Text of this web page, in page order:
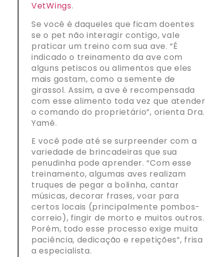
VetWings.
Se você é daqueles que ficam doentes
se o pet não interagir contigo, vale
praticar um treino com sua ave. “É
indicado o treinamento da ave com
alguns petiscos ou alimentos que eles
mais gostam, como a semente de
girassol. Assim, a ave é recompensada
com esse alimento toda vez que atender
o comando do proprietário”, orienta Dra.
Yamê.
E você pode até se surpreender com a
variedade de brincadeiras que sua
penudinha pode aprender. “Com esse
treinamento, algumas aves realizam
truques de pegar a bolinha, cantar
músicas, decorar frases, voar para
certos locais (principalmente pombos-
correio), fingir de morto e muitos outros.
Porém, todo esse processo exige muita
paciência, dedicação e repetições”, frisa
a especialista.